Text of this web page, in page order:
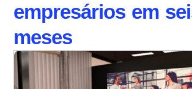
empresários em
meses